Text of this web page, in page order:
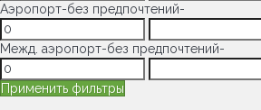
Аэропорт-без предпочтений-
Межд. аэропорт-без предпочтений-
Применить фильтры